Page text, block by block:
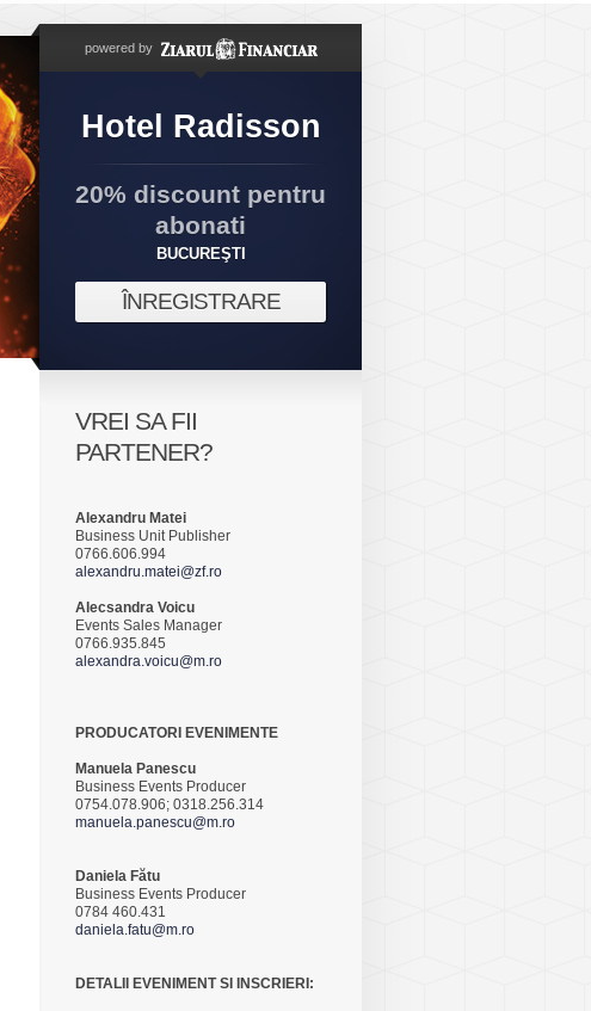
powered by
Hotel Radisson
20% discount pentru
abonati
BUCUREŞTI
ÎNREGISTRARE
VREI SA FII
PARTENER?
Alexandru Matei
Business Unit Publisher
0766.606.994
alexandru.matei@zf.ro
Alecsandra Voicu
Events Sales Manager
0766.935.845
alexandra.voicu@m.ro
PRODUCATORI EVENIMENTE
Manuela Panescu
Business Events Producer
0754.078.906; 0318.256.314
manuela.panescu@m.ro
Daniela Fătu
Business Events Producer
0784 460.431
daniela.fatu@m.ro
DETALII EVENIMENT SI INSCRIERI: